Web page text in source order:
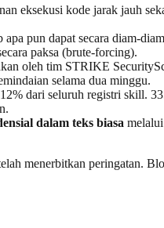
eksekusi kode jarak jauh
apa pun dapat secara diam-
paksa (brute-forcing).
oleh tim STRIKE
selama dua minggu.
dari seluruh registri skill.
dalam teks biasa
menerbitkan peringatan.